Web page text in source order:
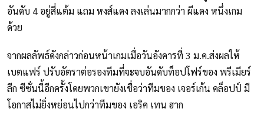
อันดับ 4 อยู่สี่แต้ม แถม หงส์แดง ลงเล่นมากกว่า ผีแดง หนึ่งเกม
ด้วย
จากผลลัพธ์ดังกล่าวก่อนหน้าเกมเมื่อวันอังคารที่ 3 ม.ค.ส่งผลให้
เบตแฟร์ ปรับอัตราต่อรองทีมที่จะจบอันดับท็อปโฟร์ของ พรีเมียร์
ลีก ซีซั่นนี้อีกครั้งโดยพวกเขายังเชื่อว่าทีมของ เจอร์เก้น คล็อปป์ มี
โอกาสไม่ยิ่งหย่อนไปกว่าทีมของ เอริค เทน ฮาก